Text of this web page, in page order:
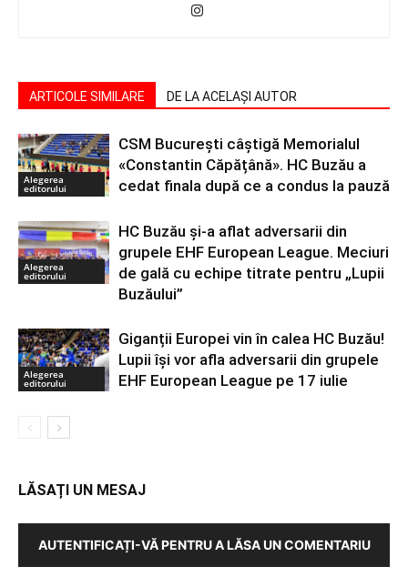
ARTICOLE SIMILARE DE LA ACELAȘI AUTOR
Alegerea
editorului
CSM București câștigă Memorialul
«Constantin Căpățână». HC Buzău a
cedat finala după ce a condus la pauză
Alegerea
editorului
HC Buzău și-a aflat adversarii din
grupele EHF European League. Meciuri
de gală cu echipe titrate pentru „Lupii
Buzăului”
Alegerea
editorului
Giganții Europei vin în calea HC Buzău!
Lupii își vor afla adversarii din grupele
EHF European League pe 17 iulie
LĂSAȚI UN MESAJ
AUTENTIFICAȚI-VĂ PENTRU A LĂSA UN COMENTARIU